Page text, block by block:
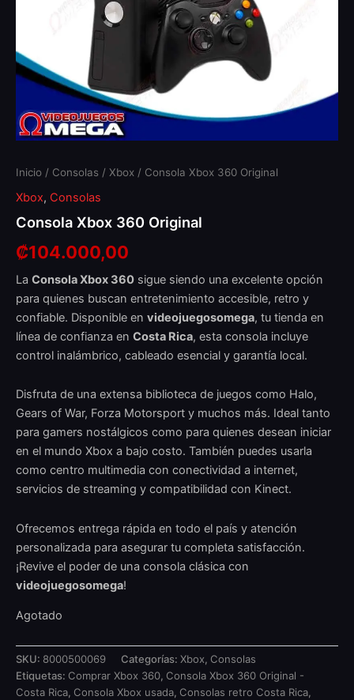
Inicio / Consolas / Xbox / Consola Xbox 360 Original
Xbox, Consolas
Consola Xbox 360 Original
₡104.000,00
La Consola Xbox 360 sigue siendo una excelente opción
para quienes buscan entretenimiento accesible, retro y
confiable. Disponible en videojuegosomega, tu tienda en
línea de confianza en Costa Rica, esta consola incluye
control inalámbrico, cableado esencial y garantía local.
Disfruta de una extensa biblioteca de juegos como Halo,
Gears of War, Forza Motorsport y muchos más. Ideal tanto
para gamers nostálgicos como para quienes desean iniciar
en el mundo Xbox a bajo costo. También puedes usarla
como centro multimedia con conectividad a internet,
servicios de streaming y compatibilidad con Kinect.
Ofrecemos entrega rápida en todo el país y atención
personalizada para asegurar tu completa satisfacción.
¡Revive el poder de una consola clásica con
videojuegosomega!
Agotado
SKU: 8000500069 Categorías: Xbox, Consolas
Etiquetas: Comprar Xbox 360, Consola Xbox 360 Original -
Costa Rica, Consola Xbox usada, Consolas retro Costa Rica,